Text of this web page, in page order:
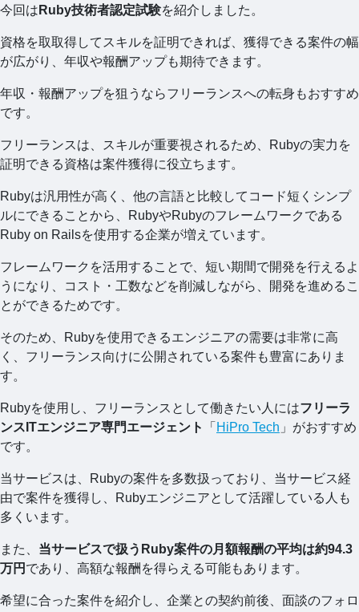
今回は Ruby技術者認定試験を紹介しました。
資格を取取得してスキルを証明できれば、獲得できる案件の幅
が広がり、年収や報酬アップも期待できます。
年収・報酬アップを狙うならフリーランスへの転身もおすすめ
です。
フリーランスは、スキルが重要視されるため、Rubyの実力を
証明できる資格は案件獲得に役立ちます。
Rubyは汎用性が高く、他の言語と比較してコード短くシンプ
ルにできることから、RubyやRubyのフレームワークである
Ruby on Railsを使用する企業が増えています。
フレームワークを活用することで、短い期間で開発を行えるよ
うになり、コスト・工数などを削減しながら、開発を進めるこ
とができるためです。
そのため、Rubyを使用できるエンジニアの需要は非常に高
く、フリーランス向けに公開されている案件も豊富にありま
す。
Rubyを使用し、フリーランスとして働きたい人にはフリーラ
ンスITエンジニア専門エージェント
「 HiPro Tech 」がおすすめ
です。
当サービスは、Rubyの案件を多数扱っており、当サービス経
由で案件を獲得し、Rubyエンジニアとして活躍している人も
多くいます。
また、 当サービスで扱うRuby案件の月額報酬の平均は約94.3
万円 であり、高額な報酬を得らえる可能もあります。
希望に合った案件を紹介し、企業との契約前後、面談のフォロ